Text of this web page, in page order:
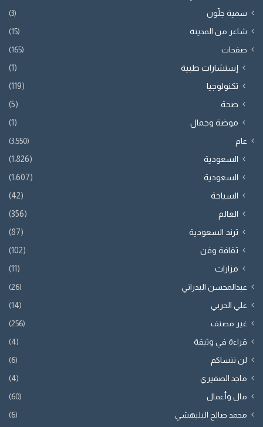
سمية جلّون (3)
شاعر من المدينة (15)
صفحات (165)
إستشارات طبية
(1)
تكنولوجيا
(119)
صحة
(5)
موضة وجمال
(1)
عام (3٬550)
السعودية
(1٬826)
السعودية
(1٬607)
السياحة
(42)
العالم
(356)
ترند السعودية
(87)
ثقافة وفن
(102)
مزارات
(11)
عبدالمحسن البدراني (26)
علي الحربي (14)
غير مصنف (256)
قراءة في وثيقة (4)
لن ننساكم (6)
ماجد الصقيري (4)
مال وأعمال (60)
محمد صالح البليهشي (6)